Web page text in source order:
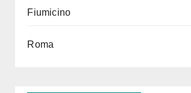
Fiumicino
Roma